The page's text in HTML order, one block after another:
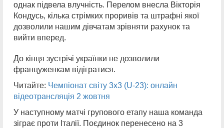
однак підвела влучність. Перелом внесла Вікторія
Кондусь, кілька стрімких проривів та штрафні якої
дозволили нашим дівчатам зрівняти рахунок та
вийти вперед.
До кінця зустрічі українки не дозволили
француженкам відігратися.
Читайте: Чемпіонат світу 3х3 (U-23): онлайн
відеотрансляція 2 жовтня
У наступному матчі групового етапу наша команда
зіграє проти Італії. Поєдинок перенесено на 3